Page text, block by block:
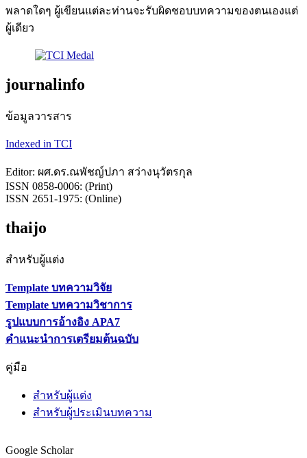
พลาดใดๆ ผู้เขียนแต่ละท่านจะรับผิดชอบบทความของตนเองแต่
ผู้เดียว
journalinfo
ข้อมูลวารสาร
Indexed in TCI
Editor: ผศ.ดร.ณพัชญ์ปภา สว่างนุวัตรกุล
ISSN 0858-0006: (Print)
ISSN 2651-1975: (Online)
thaijo
สำหรับผู้แต่ง
Template บทความวิจัย
Template บทความวิชาการ
รูปแบบการอ้างอิง APA7
คำแนะนำการเตรียมต้นฉบับ
คู่มือ
สำหรับผู้แต่ง
สำหรับผู้ประเมินบทความ
Google Scholar